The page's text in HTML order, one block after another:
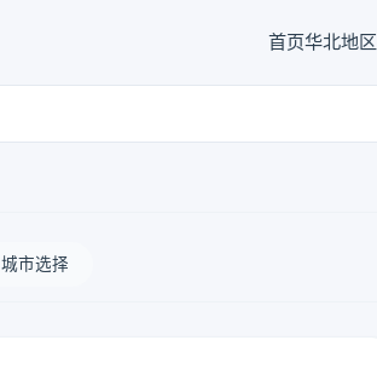
首页华北地区
城市选择